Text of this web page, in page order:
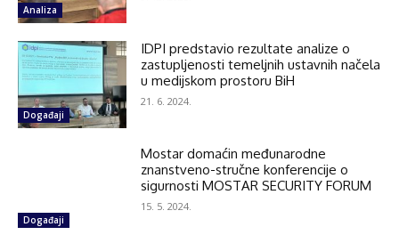
Analiza
Događaji
IDPI predstavio rezultate analize o
zastupljenosti temeljnih ustavnih načela
u medijskom prostoru BiH
21. 6. 2024.
Događaji
Mostar domaćin međunarodne
znanstveno-stručne konferencije o
sigurnosti MOSTAR SECURITY FORUM
15. 5. 2024.